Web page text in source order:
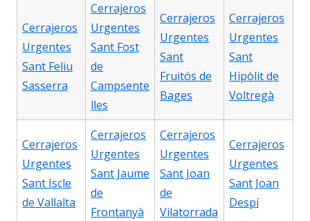
Cerrajeros
Urgentes
Sant Feliu
Sasserra
Cerrajeros
Urgentes
Sant Fost
de
Campsente
lles
Cerrajeros
Urgentes
Sant
Fruitós de
Bages
Cerrajeros
Urgentes
Sant
Hipòlit de
Voltregà
Cerrajeros
Urgentes
Sant Iscle
de Vallalta
Cerrajeros
Urgentes
Sant Jaume
de
Frontanyà
Cerrajeros
Urgentes
Sant Joan
de
Vilatorrada
Cerrajeros
Urgentes
Sant Joan
Despí